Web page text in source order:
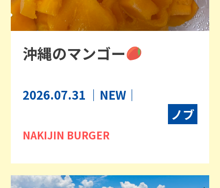
沖縄のマンゴー
2026.07.31 ｜NEW｜
ノブ
NAKIJIN BURGER